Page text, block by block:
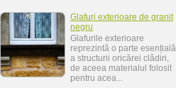
Glafuri exterioare de granit
negru
Glafurile exterioare
reprezintă o parte esențială
a structurii oricărei clădiri,
de aceea materialul folosit
pentru acea...